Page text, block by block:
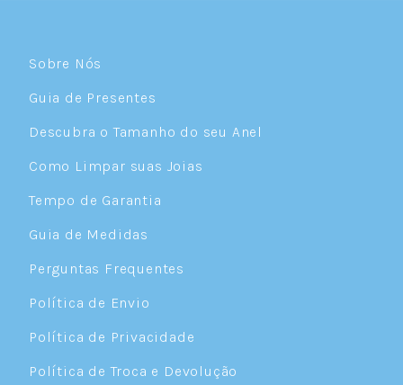
Sobre Nós
Guia de Presentes
Descubra o Tamanho do seu Anel
Como Limpar suas Joias
Tempo de Garantia
Guia de Medidas
Perguntas Frequentes
Política de Envio
Política de Privacidade
Política de Troca e Devolução